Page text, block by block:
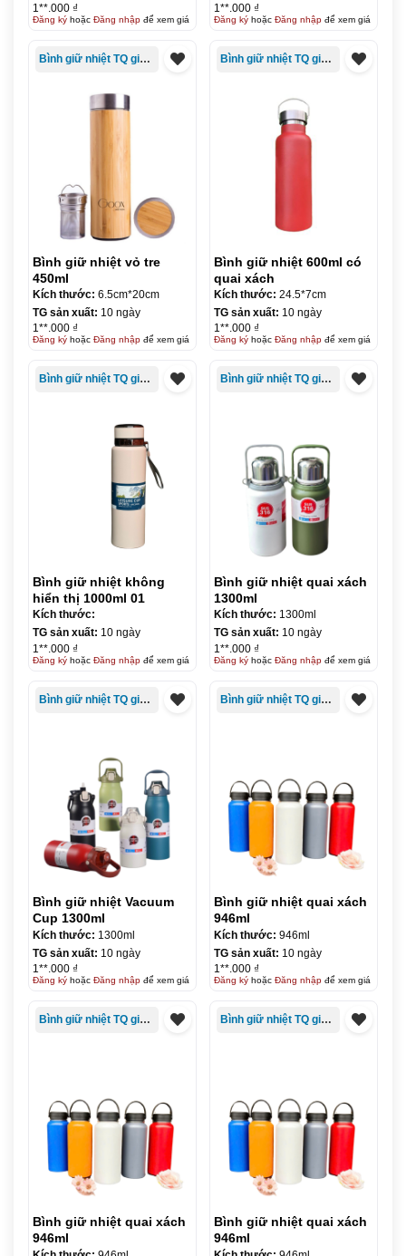
1**.000 ₫
Đăng kýhoặc Đăng nhậpđể xem giá
1**.000 ₫
Đăng kýhoặc Đăng nhậpđể xem giá
Bình giữ nhiệt TQ giá rẻ
Bình giữ nhiệt vỏ tre
450ml
Kích thước: 6.5cm*20cm
TG sản xuất: 10 ngày
1**.000 ₫
Đăng kýhoặc Đăng nhậpđể xem giá
Bình giữ nhiệt TQ giá rẻ
Bình giữ nhiệt 600ml có
quai xách
Kích thước: 24.5*7cm
TG sản xuất: 10 ngày
1**.000 ₫
Đăng kýhoặc Đăng nhậpđể xem giá
Bình giữ nhiệt TQ giá rẻ
Bình giữ nhiệt không
hiển thị 1000ml 01
Kích thước:
TG sản xuất: 10 ngày
1**.000 ₫
Đăng kýhoặc Đăng nhậpđể xem giá
Bình giữ nhiệt TQ giá rẻ
Bình giữ nhiệt quai xách
1300ml
Kích thước: 1300ml
TG sản xuất: 10 ngày
1**.000 ₫
Đăng kýhoặc Đăng nhậpđể xem giá
Bình giữ nhiệt TQ giá rẻ
Bình giữ nhiệt Vacuum
Cup 1300ml
Kích thước: 1300ml
TG sản xuất: 10 ngày
1**.000 ₫
Đăng kýhoặc Đăng nhậpđể xem giá
Bình giữ nhiệt TQ giá rẻ
Bình giữ nhiệt quai xách
946ml
Kích thước: 946ml
TG sản xuất: 10 ngày
1**.000 ₫
Đăng kýhoặc Đăng nhậpđể xem giá
Bình giữ nhiệt TQ giá rẻ
Bình giữ nhiệt quai xách
946ml
Bình giữ nhiệt TQ giá rẻ
Bình giữ nhiệt quai xách
946ml